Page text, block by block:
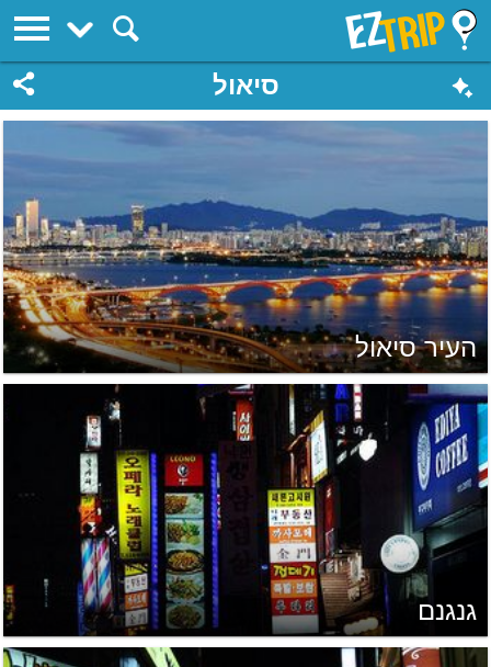
EZTrip
סיאול
העיר סיאול
גנגנם